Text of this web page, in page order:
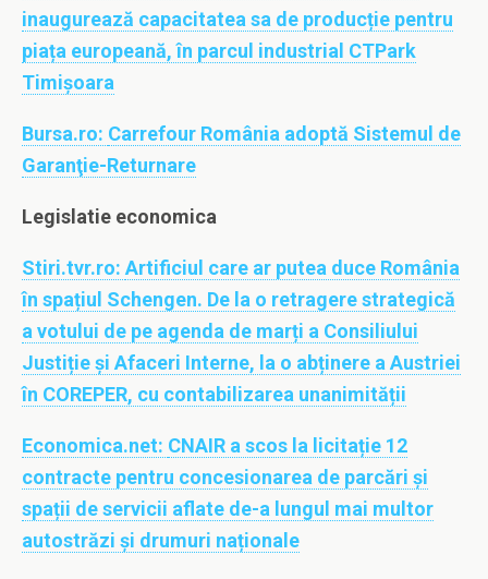
inaugurează capacitatea sa de producție pentru
piața europeană, în parcul industrial CTPark
Timișoara
Bursa.ro: Carrefour România adoptă Sistemul de
Garanţie-Returnare
Legislatie economica
Stiri.tvr.ro: Artificiul care ar putea duce România
în spațiul Schengen. De la o retragere strategică
a votului de pe agenda de marți a Consiliului
Justiție și Afaceri Interne, la o abținere a Austriei
în COREPER, cu contabilizarea unanimității
Economica.net: CNAIR a scos la licitație 12
contracte pentru concesionarea de parcări și
spații de servicii aflate de-a lungul mai multor
autostrăzi și drumuri naționale